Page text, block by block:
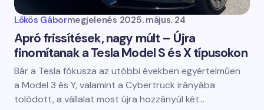
Lőkös Gábormegjelenés 2025. május. 24
Apró frissítések, nagy múlt – Újra
finomítanak a Tesla Model S és X típusokon
Bár a Tesla fókusza az utóbbi években egyértelműen
a Model 3 és Y, valamint a Cybertruck irányába
tolódott, a vállalat most újra hozzányúl két…